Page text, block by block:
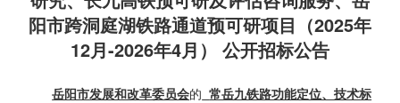
阳市跨洞庭湖铁路通道预可研项目（2025年
12月-2026年4月） 公开招标公告
岳阳市发展和改革委员会的
常岳九铁路功能定位、技术标